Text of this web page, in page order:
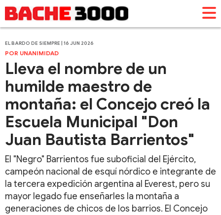
EL BARDO DE SIEMPRE | 16 JUN 2026
POR UNANIMIDAD
Lleva el nombre de un
humilde maestro de
montaña: el Concejo creó la
Escuela Municipal "Don
Juan Bautista Barrientos"
El "Negro" Barrientos fue suboficial del Ejército,
campeón nacional de esquí nórdico e integrante de
la tercera expedición argentina al Everest, pero su
mayor legado fue enseñarles la montaña a
generaciones de chicos de los barrios. El Concejo